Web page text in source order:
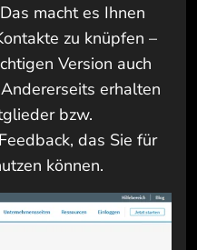
macht es Ihnen
zu knüpfen –
Version auch
erhalten
bzw.
das Sie für
können.